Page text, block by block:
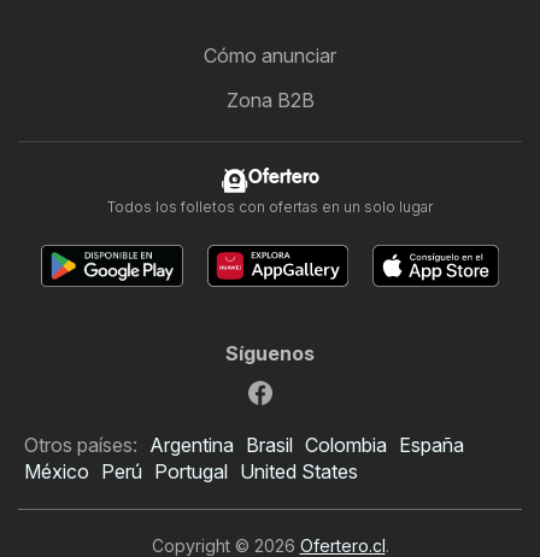
Cómo anunciar
Zona B2B
Ofertero
Todos los folletos con ofertas en un solo lugar
Síguenos
Otros países: Argentina Brasil Colombia España
México Perú Portugal United States
Copyright © 2026 Ofertero.cl.